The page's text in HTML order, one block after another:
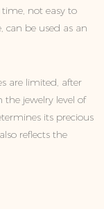
not easy to
can be used as an
are limited, after
the jewelry level of
its precious
reflects the